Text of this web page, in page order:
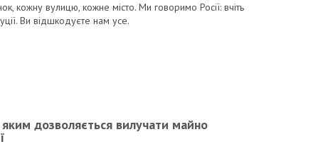
кожну вулицю, кожне місто. Ми говоримо Росії: вчіть
Ви відшкодуєте нам усе.
дозволяється вилучати майно